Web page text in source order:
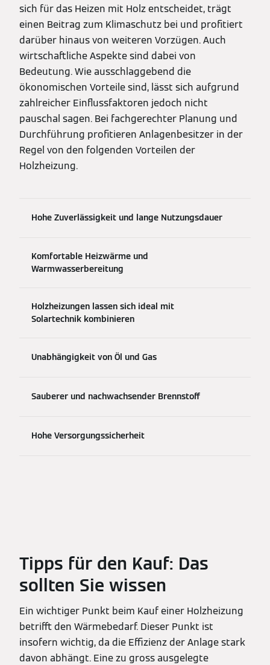
sich für das Heizen mit Holz entscheidet, trägt
einen Beitrag zum Klimaschutz bei und profitiert
darüber hinaus von weiteren Vorzügen. Auch
wirtschaftliche Aspekte sind dabei von
Bedeutung. Wie ausschlaggebend die
ökonomischen Vorteile sind, lässt sich aufgrund
zahlreicher Einflussfaktoren jedoch nicht
pauschal sagen. Bei fachgerechter Planung und
Durchführung profitieren Anlagenbesitzer in der
Regel von den folgenden Vorteilen der
Holzheizung.
Hohe Zuverlässigkeit und lange Nutzungsdauer
Komfortable Heizwärme und
Warmwasserbereitung
Holzheizungen lassen sich ideal mit
Solartechnik kombinieren
Unabhängigkeit von Öl und Gas
Sauberer und nachwachsender Brennstoff
Hohe Versorgungssicherheit
Tipps für den Kauf: Das
sollten Sie wissen
Ein wichtiger Punkt beim Kauf einer Holzheizung
betrifft den Wärmebedarf. Dieser Punkt ist
insofern wichtig, da die Effizienz der Anlage stark
davon abhängt. Eine zu gross ausgelegte